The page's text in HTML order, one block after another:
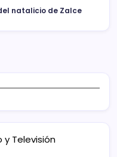
natalicio de Zalce
y Televisión